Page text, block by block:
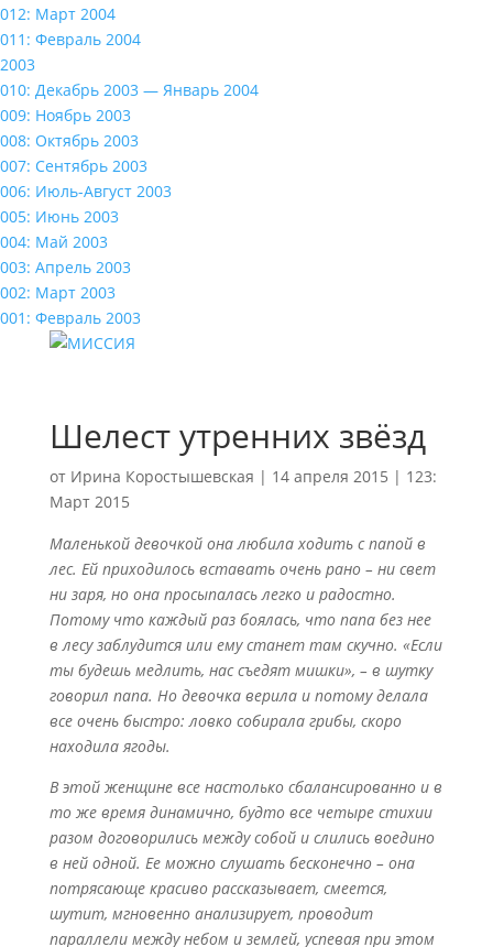
012: Март 2004
011: Февраль 2004
2003
010: Декабрь 2003 — Январь 2004
009: Ноябрь 2003
008: Октябрь 2003
007: Сентябрь 2003
006: Июль-Август 2003
005: Июнь 2003
004: Май 2003
003: Апрель 2003
002: Март 2003
001: Февраль 2003
Шелест утренних звёзд
от Ирина Коростышевская | 14 апреля 2015 | 123:
Март 2015
Маленькой девочкой она любила ходить с папой в
лес. Ей приходилось вставать очень рано – ни свет
ни заря, но она просыпалась легко и радостно.
Потому что каждый раз боялась, что папа без нее
в лесу заблудится или ему станет там скучно. «Если
ты будешь медлить, нас съедят мишки», – в шутку
говорил папа. Но девочка верила и потому делала
все очень быстро: ловко собирала грибы, скоро
находила ягоды.
В этой женщине все настолько сбалансированно и в
то же время динамично, будто все четыре стихии
разом договорились между собой и слились воедино
в ней одной. Ее можно слушать бесконечно – она
потрясающе красиво рассказывает, смеется,
шутит, мгновенно анализирует, проводит
параллели между небом и землей, успевая при этом